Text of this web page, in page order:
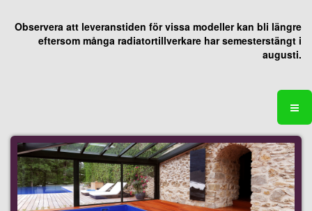
Observera att leveranstiden för vissa modeller kan bli längre
eftersom många radiatortillverkare har semesterstängt i
augusti.